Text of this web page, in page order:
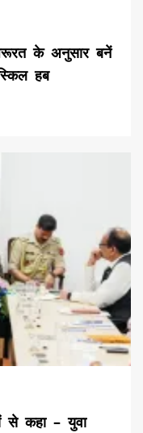
के अनुसार बनें
हब
से कहा – युवा